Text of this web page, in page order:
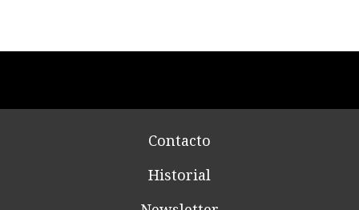
Contacto
Historial